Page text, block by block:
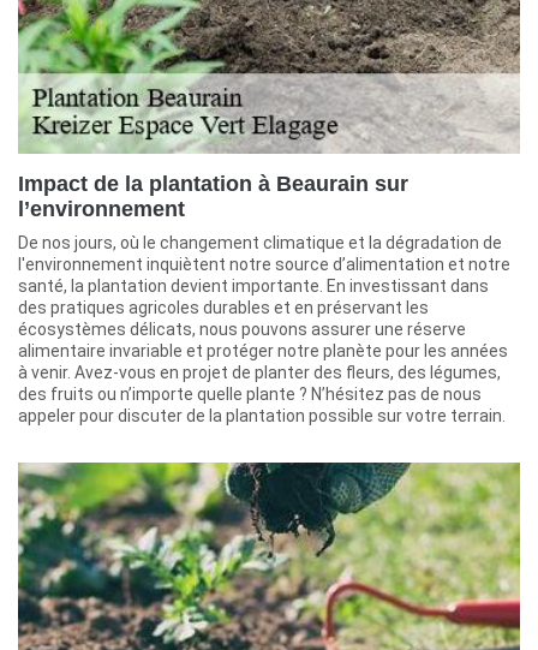
Impact de la plantation à Beaurain sur
l’environnement
De nos jours, où le changement climatique et la dégradation de
l'environnement inquiètent notre source d’alimentation et notre
santé, la plantation devient importante. En investissant dans
des pratiques agricoles durables et en préservant les
écosystèmes délicats, nous pouvons assurer une réserve
alimentaire invariable et protéger notre planète pour les années
à venir. Avez-vous en projet de planter des fleurs, des légumes,
des fruits ou n’importe quelle plante ? N’hésitez pas de nous
appeler pour discuter de la plantation possible sur votre terrain.